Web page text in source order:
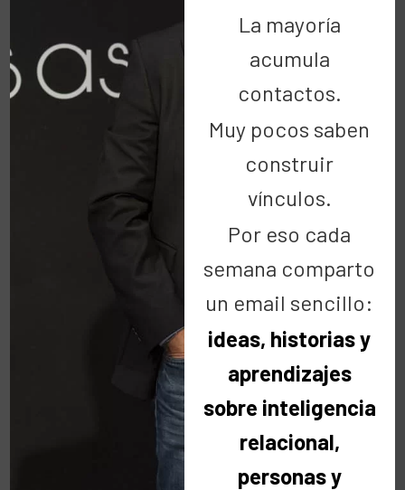
COMENTARIOS
(1)
Manu & Meri
4 abril 2013 at 17:30
Hemos recibido un email hoy, Cipri
intenta avisarnos antes, siempre puedes
poner algo en el Holmes.
Hay que organizar con la canguro…. 🙂
Cuenta con nosotros! Y más para estos
magníficos motivos.
La mayoría
acumula
contactos.
Muy pocos saben
construir
vínculos.
Por eso cada
semana comparto
un email sencillo:
ideas, historias y
aprendizajes
sobre inteligencia
relacional,
personas y